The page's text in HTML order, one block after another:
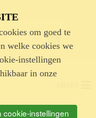
om goed te
welke cookies we
instellingen
in onze
cookie-instellingen